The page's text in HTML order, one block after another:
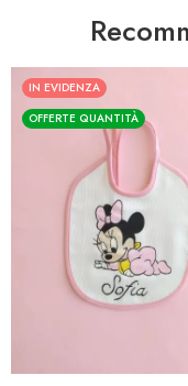
IN EVIDENZA
OFFERTE QUANTITÀ